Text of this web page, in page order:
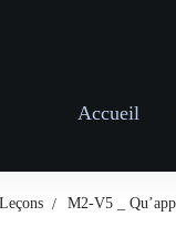
Accueil
Leçons M2-V5 _